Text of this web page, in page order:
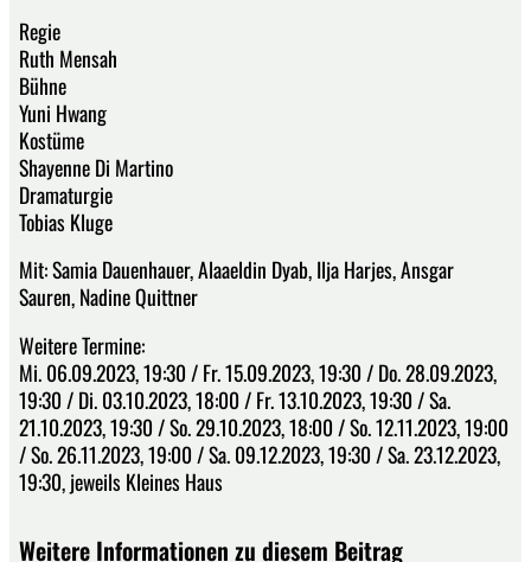
Regie
Ruth Mensah
Bühne
Yuni Hwang
Kostüme
Shayenne Di Martino
Dramaturgie
Tobias Kluge
Mit: Samia Dauenhauer, Alaaeldin Dyab, Ilja Harjes, Ansgar
Sauren, Nadine Quittner
Weitere Termine:
Mi. 06.09.2023, 19:30 / Fr. 15.09.2023, 19:30 / Do. 28.09.2023,
19:30 / Di. 03.10.2023, 18:00 / Fr. 13.10.2023, 19:30 / Sa.
21.10.2023, 19:30 / So. 29.10.2023, 18:00 / So. 12.11.2023, 19:00
/ So. 26.11.2023, 19:00 / Sa. 09.12.2023, 19:30 / Sa. 23.12.2023,
19:30, jeweils Kleines Haus
Weitere Informationen zu diesem Beitrag